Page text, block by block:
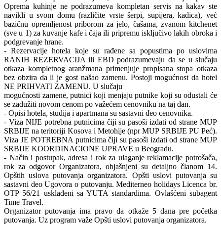
Oprema kuhinje ne podrazumeva kompletan servis na kakav ste
navikli u svom domu (različite vrste šerpi, supijera, kadica), već
bazičnu opremljenost priborom za jelo, čašama, zvanom kitchenet
(sve u 1) za kuvanje kafe i čaja ili pripremu isključivo lakih obroka i
podgrevanje hrane.
- Rezervacije hotela koje su rađene sa popustima po uslovima
RANIH REZERVACIJA ili EBD podrazumevaju da se u slučaju
otkaza kompletnog aranžmana primenjuje propisana stopa otkaza
bez obzira da li je gost našao zamenu. Postoji mogućnost da hotel
NE PRIHVATI ZAMENU. U slučaju
mogućnosti zamene, putnici koji menjaju putnike koji su odustali će
se zadužiti novom cenom po važećem cenovniku na taj dan.
- Opisi hotela, studija i apartmana su sastavni deo cenovnika.
- Viza NIJE potrebna putnicima čiji su pasoši izdati od strane MUP
SRBIJE na teritoriji Kosova i Metohije (npr MUP SRBIJE PU Peć).
Viza JE POTREBNA putnicima čiji su pasoši izdati od strane MUP
SRBIJE KOORDINACIONE UPRAVE u Beogradu.
- Način i postupak, adresa i rok za ulaganje reklamacije potrošača,
rok za odgovor Organizatora, objašnjeni su detaljno članom 14.
Opštih uslova putovanja organizatora. Opšti uslovi putovanja su
sastavni deo Ugovora o putovanju. Mediterneo holidays Licenca br.
OTP 56/21 usklađeni sa YUTA standardima. Ovlašćeni subagent
Time Travel.
Organizator putovanja ima pravo da otkaže 5 dana pre početka
putovanja. Uz program važe Opšti uslovi putovanja organizatora.